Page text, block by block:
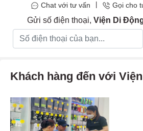
Chat với tư vấn Gọi cho
Gửi số điện thoại, Viện Di
Khách hàng đến với